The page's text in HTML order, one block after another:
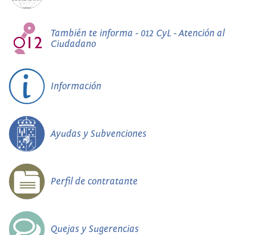
También te informa - 012 CyL - Atención al
Ciudadano
Información
Ayudas y Subvenciones
Perfil de contratante
Quejas y Sugerencias